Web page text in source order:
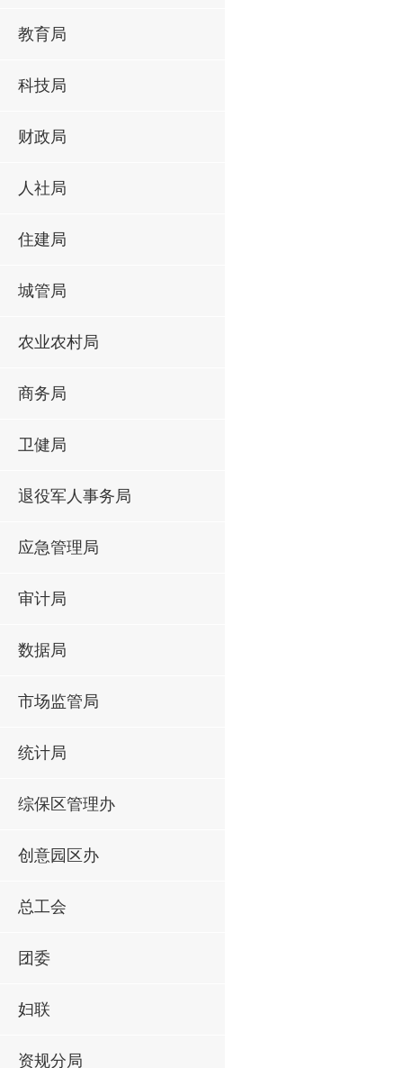
教育局
科技局
财政局
人社局
住建局
城管局
农业农村局
商务局
卫健局
退役军人事务局
应急管理局
审计局
数据局
市场监管局
统计局
综保区管理办
创意园区办
总工会
团委
妇联
资规分局